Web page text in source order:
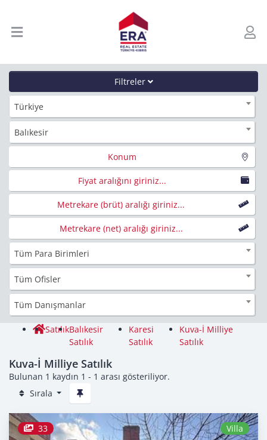
Filtreler
Türkiye
Balıkesir
Konum
Fiyat aralığını giriniz...
Metrekare (brüt) aralığı giriniz...
Metrekare (net) aralığı giriniz...
Tüm Para Birimleri
Tüm Ofisler
Tüm Danışmanlar
SatılıkBalıkesir
Satılık
Karesi
Satılık
Kuva-İ Milliye
Satılık
Kuva-İ Milliye Satılık
Bulunan 1 kaydın 1 - 1 arası gösteriliyor.
Sırala
33 Villa